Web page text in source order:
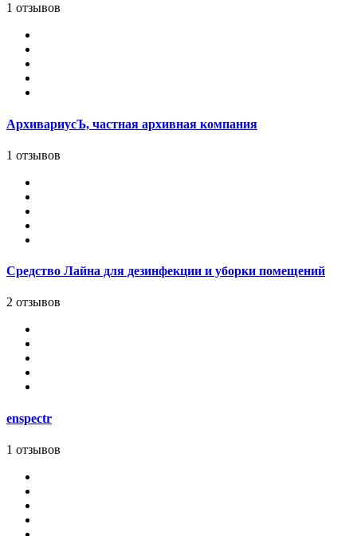
1 отзывов
АрхивариусЪ, частная архивная компания
1 отзывов
Средство Лайна для дезинфекции и уборки помещений
2 отзывов
enspectr
1 отзывов